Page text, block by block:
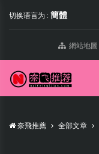
切换语言为 : 簡體
網站地圖
奈飛推薦 全部文章